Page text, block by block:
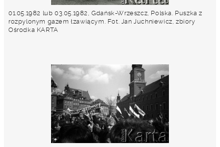
01.05.1982 lub 03.05.1982, Gdańsk-Wrzeszcz, Polska. Puszka z
rozpylonym gazem łzawiącym. Fot. Jan Juchniewicz, zbiory
Ośrodka KARTA